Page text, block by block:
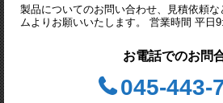
製品についてのお問い合わせ、見積依頼
ムよりお願いいたします。 営業時間 平日
お電話でのお問
045-443-